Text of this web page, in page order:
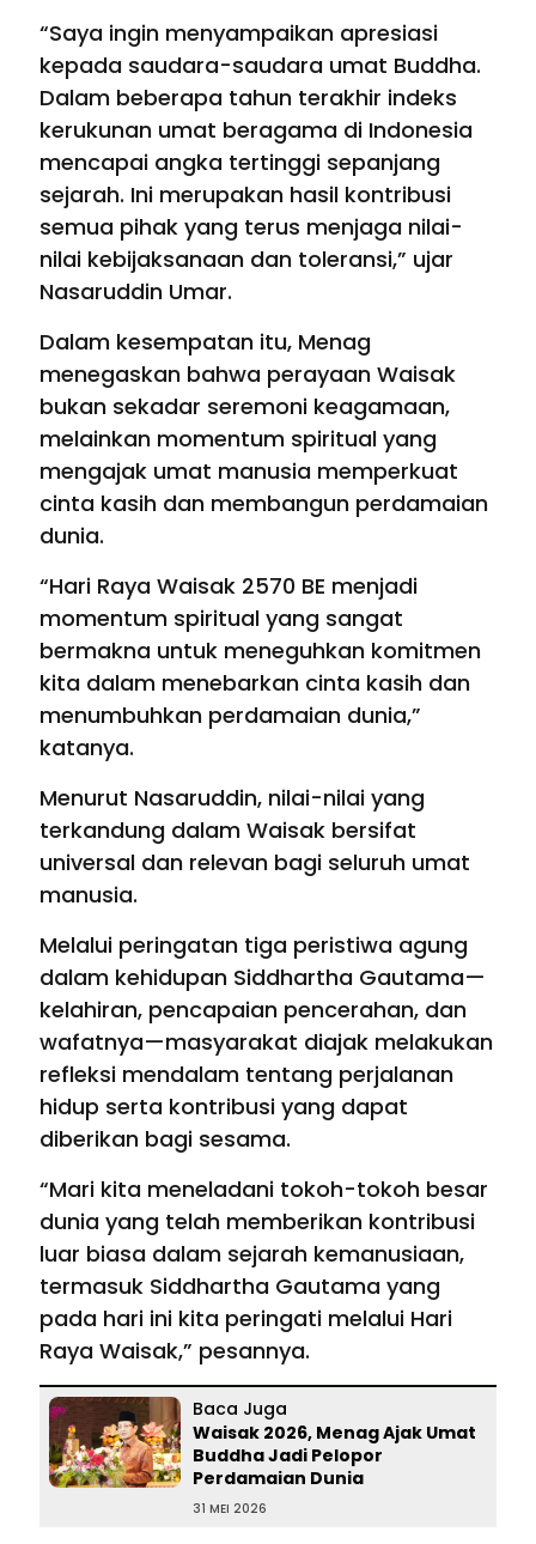
“Saya ingin menyampaikan apresiasi
kepada saudara-saudara umat Buddha.
Dalam beberapa tahun terakhir indeks
kerukunan umat beragama di Indonesia
mencapai angka tertinggi sepanjang
sejarah. Ini merupakan hasil kontribusi
semua pihak yang terus menjaga nilai-
nilai kebijaksanaan dan toleransi,” ujar
Nasaruddin Umar.
Dalam kesempatan itu, Menag
menegaskan bahwa perayaan Waisak
bukan sekadar seremoni keagamaan,
melainkan momentum spiritual yang
mengajak umat manusia memperkuat
cinta kasih dan membangun perdamaian
dunia.
“Hari Raya Waisak 2570 BE menjadi
momentum spiritual yang sangat
bermakna untuk meneguhkan komitmen
kita dalam menebarkan cinta kasih dan
menumbuhkan perdamaian dunia,”
katanya.
Menurut Nasaruddin, nilai-nilai yang
terkandung dalam Waisak bersifat
universal dan relevan bagi seluruh umat
manusia.
Melalui peringatan tiga peristiwa agung
dalam kehidupan Siddhartha Gautama—
kelahiran, pencapaian pencerahan, dan
wafatnya—masyarakat diajak melakukan
refleksi mendalam tentang perjalanan
hidup serta kontribusi yang dapat
diberikan bagi sesama.
“Mari kita meneladani tokoh-tokoh besar
dunia yang telah memberikan kontribusi
luar biasa dalam sejarah kemanusiaan,
termasuk Siddhartha Gautama yang
pada hari ini kita peringati melalui Hari
Raya Waisak,” pesannya.
Baca Juga
Waisak 2026, Menag Ajak Umat
Buddha Jadi Pelopor
Perdamaian Dunia
31 MEI 2026